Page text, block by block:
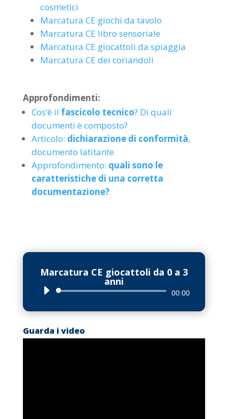
cosmetici
Marcatura CE giochi da tavolo
Marcatura CE libro sensoriale
Marcatura CE giocattoli da spiaggia
Marcatura CE dei coriandoli
Approfondimenti:
Cos’è il fascicolo tecnico? Di quali
documenti è composto?
Articolo: dichiarazione di conformità,
documento latitante
Approfondimento: quali sono le
caratteristiche di una corretta
documentazione?
Marcatura CE giocattoli da 0 a 3
anni
Audio
00:00
Guarda i video